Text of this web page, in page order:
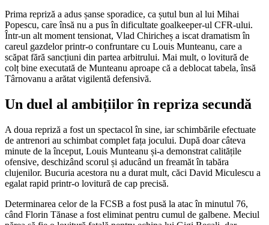
Prima repriză a adus șanse sporadice, ca șutul bun al lui Mihai
Popescu, care însă nu a pus în dificultate goalkeeper-ul CFR-ului.
Într-un alt moment tensionat, Vlad Chiricheș a iscat dramatism în
careul gazdelor printr-o confruntare cu Louis Munteanu, care a
scăpat fără sancțiuni din partea arbitrului. Mai mult, o lovitură de
colț bine executată de Munteanu aproape că a deblocat tabela, însă
Târnovanu a arătat vigilentă defensivă.
Un duel al ambițiilor în repriza secundă
A doua repriză a fost un spectacol în sine, iar schimbările efectuate
de antrenori au schimbat complet fața jocului. După doar câteva
minute de la început, Louis Munteanu și-a demonstrat calitățile
ofensive, deschizând scorul și aducând un freamăt în tabăra
clujenilor. Bucuria acestora nu a durat mult, căci David Miculescu a
egalat rapid printr-o lovitură de cap precisă.
Determinarea celor de la FCSB a fost pusă la atac în minutul 76,
când Florin Tănase a fost eliminat pentru cumul de galbene. Meciul